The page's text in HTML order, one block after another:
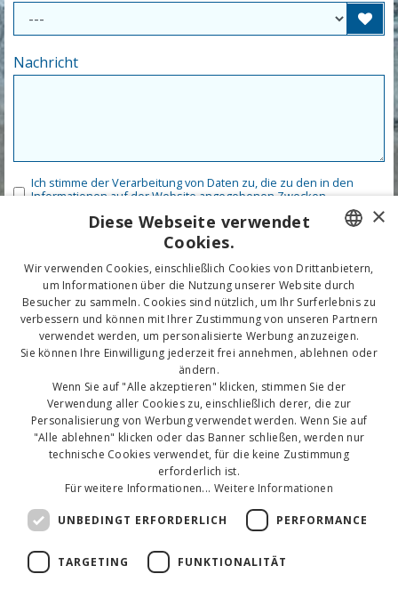
Nachricht
Ich stimme der Verarbeitung von Daten zu, die zu den in den
Informationen auf der Website angegebenen Zwecken
ITALIAN
ENGLISH
GERMAN
×
Diese Webseite verwendet
Cookies.
Wir verwenden Cookies, einschließlich Cookies von Drittanbietern,
um Informationen über die Nutzung unserer Website durch
Besucher zu sammeln. Cookies sind nützlich, um Ihr Surferlebnis zu
verbessern und können mit Ihrer Zustimmung von unseren Partnern
verwendet werden, um personalisierte Werbung anzuzeigen.
Sie können Ihre Einwilligung jederzeit frei annehmen, ablehnen oder
ändern.
Wenn Sie auf "Alle akzeptieren" klicken, stimmen Sie der
Verwendung aller Cookies zu, einschließlich derer, die zur
Personalisierung von Werbung verwendet werden. Wenn Sie auf
"Alle ablehnen" klicken oder das Banner schließen, werden nur
technische Cookies verwendet, für die keine Zustimmung
erforderlich ist.
Für weitere Informationen... Weitere Informationen
UNBEDINGT ERFORDERLICH PERFORMANCE
TARGETING FUNKTIONALITÄT